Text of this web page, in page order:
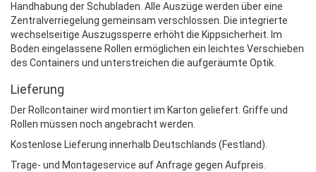
Handhabung der Schubladen. Alle Auszüge werden über eine
Zentralverriegelung gemeinsam verschlossen. Die integrierte
wechselseitige Auszugssperre erhöht die Kippsicherheit. Im
Boden eingelassene Rollen ermöglichen ein leichtes Verschieben
des Containers und unterstreichen die aufgeräumte Optik.
Lieferung
Der Rollcontainer wird montiert im Karton geliefert. Griffe und
Rollen müssen noch angebracht werden.
Kostenlose Lieferung innerhalb Deutschlands (Festland).
Trage- und Montageservice auf Anfrage gegen Aufpreis.